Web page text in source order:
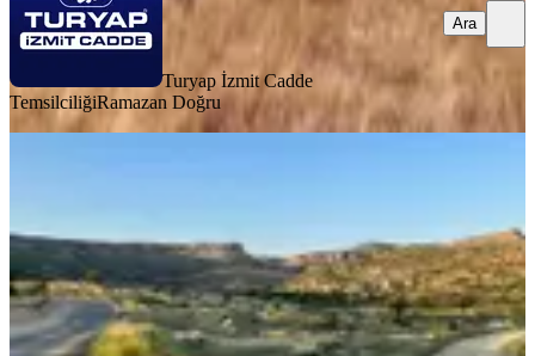
Turyap İzmit Cadde
TemsilciliğiRamazan Doğru
Ara
3891 m²·Elektrik Hattı, Parselli +1·925/m² ·
01.08.2026
3.600.000 ₺